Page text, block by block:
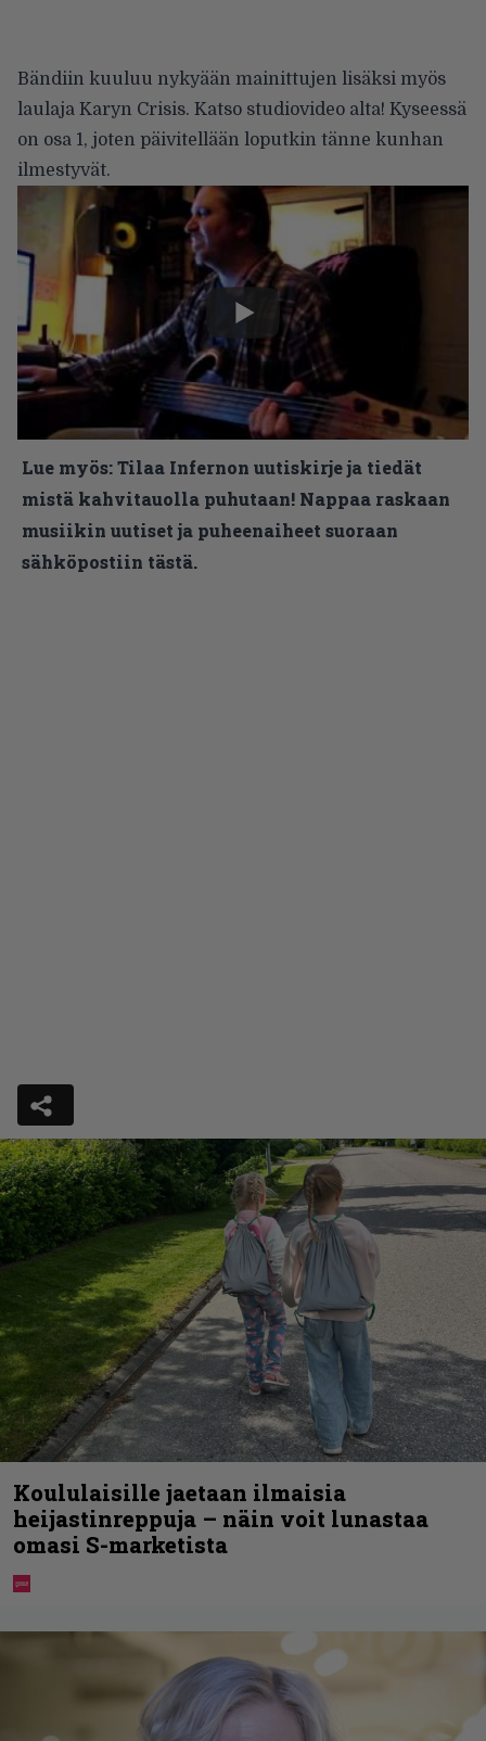
Bändiin kuuluu nykyään mainittujen lisäksi myös
laulaja Karyn Crisis. Katso studiovideo alta! Kyseessä
on osa 1, joten päivitellään loputkin tänne kunhan
ilmestyvät.
Lue myös:Tilaa Infernon uutiskirje ja tiedät
mistä kahvitauolla puhutaan! Nappaa raskaan
musiikin uutiset ja puheenaiheet suoraan
sähköpostiin tästä.
Koululaisille jaetaan ilmaisia
heijastinreppuja – näin voit lunastaa
omasi S-marketista